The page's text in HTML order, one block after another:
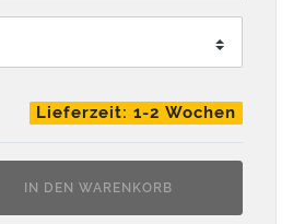
Lieferzeit: 1-2 Wochen
IN DEN WARENKORB